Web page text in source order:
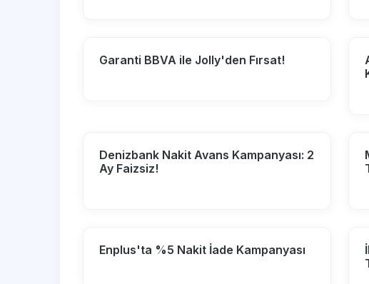
Garanti BBVA ile Jolly'den Fırsat!
Denizbank Nakit Avans Kampanyası: 2
Ay Faizsiz!
Enplus'ta %5 Nakit İade Kampanyası